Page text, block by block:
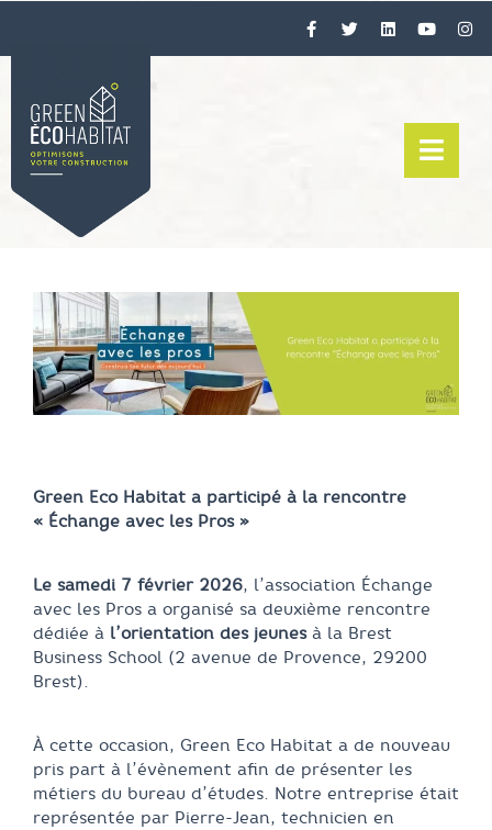
Green Eco Habitat a participé à la rencontre
« Échange avec les Pros »
Le samedi 7 février 2026, l’association Échange
avec les Pros a organisé sa deuxième rencontre
dédiée à l’orientation des jeunesà la Brest
Business School (2 avenue de Provence, 29200
Brest).
À cette occasion, Green Eco Habitat a de nouveau
pris part à l’évènement afin de présenter les
métiers du bureau d’études. Notre entreprise était
représentée par Pierre-Jean, technicien en